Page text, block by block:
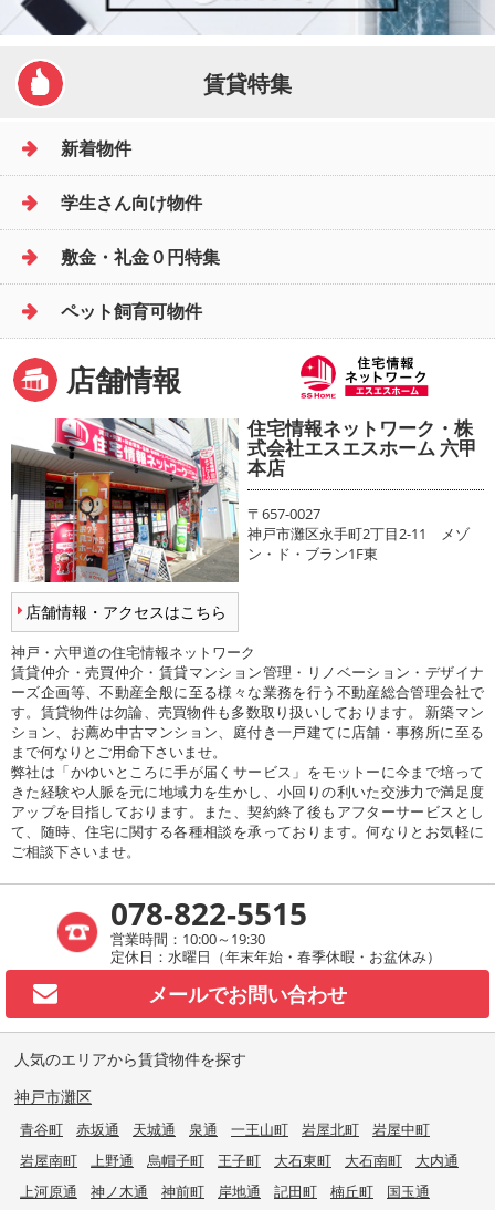
賃貸特集
新着物件
学生さん向け物件
敷金・礼金０円特集
ペット飼育可物件
店舗情報
店舗情報・アクセスはこちら
住宅情報ネットワーク・株
式会社エスエスホーム 六甲
本店
〒657-0027
神戸市灘区永手町2丁目2-11 メゾ
ン・ド・ブラン1F東
神戸・六甲道の住宅情報ネットワーク
賃貸仲介・売買仲介・賃貸マンション管理・リノベーション・デザイナ
ーズ企画等、不動産全般に至る様々な業務を行う不動産総合管理会社で
す。賃貸物件は勿論、売買物件も多数取り扱いしております。 新築マン
ション、お薦め中古マンション、庭付き一戸建てに店舗・事務所に至る
まで何なりとご用命下さいませ。
弊社は「かゆいところに手が届くサービス」をモットーに今まで培って
きた経験や人脈を元に地域力を生かし、小回りの利いた交渉力で満足度
アップを目指しております。また、契約終了後もアフターサービスとし
て、随時、住宅に関する各種相談を承っております。何なりとお気軽に
ご相談下さいませ。
078-822-5515
営業時間：10:00～19:30
定休日：水曜日（年末年始・春季休暇・お盆休み）
メールでお問い合わせ
人気のエリアから賃貸物件を探す
神戸市灘区
青谷町 赤坂通 天城通 泉通 一王山町 岩屋北町
岩屋中町
岩屋南町
上野通 烏帽子町 王子町 大石東町 大石南町
大内通
上河原通
神ノ木通 神前町 岸地通 記田町 楠丘町
国玉通